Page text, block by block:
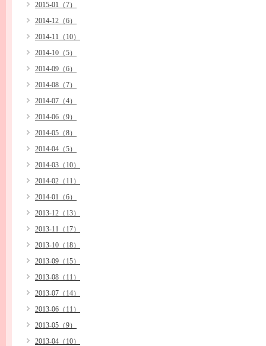
2015-01（7）
2014-12（6）
2014-11（10）
2014-10（5）
2014-09（6）
2014-08（7）
2014-07（4）
2014-06（9）
2014-05（8）
2014-04（5）
2014-03（10）
2014-02（11）
2014-01（6）
2013-12（13）
2013-11（17）
2013-10（18）
2013-09（15）
2013-08（11）
2013-07（14）
2013-06（11）
2013-05（9）
2013-04（10）